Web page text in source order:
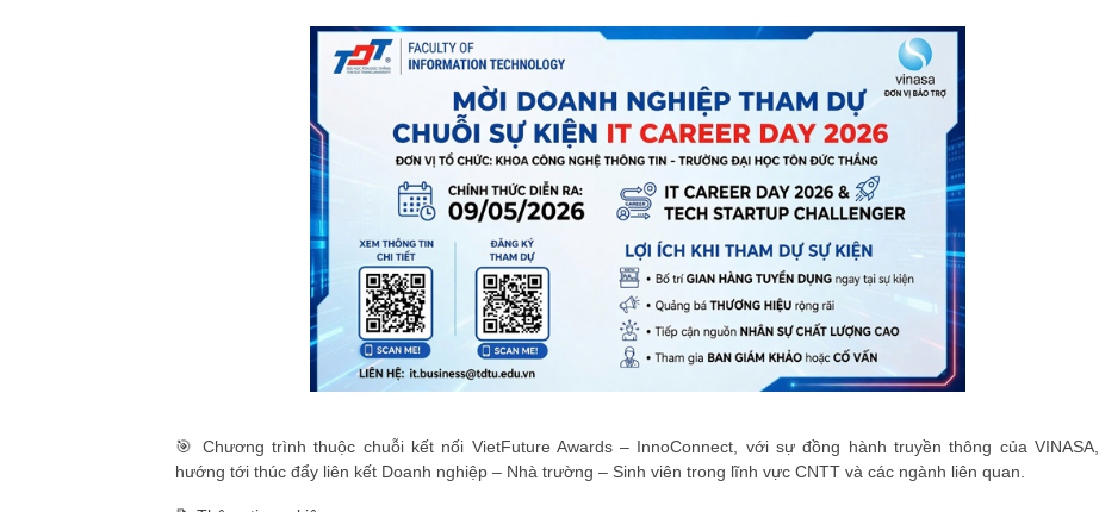
🎯 Chương trình thuộc chuỗi kết nối VietFuture Awards – InnoConnect, với sự đồng hành truyền thông của VINASA,
hướng tới thúc đẩy liên kết Doanh nghiệp – Nhà trường – Sinh viên trong lĩnh vực CNTT và các ngành liên quan.